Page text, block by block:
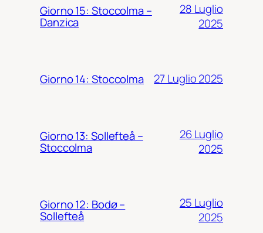
Giorno 15: Stoccolma –
Danzica
28 Luglio
2025
Giorno 14: Stoccolma 27 Luglio 2025
Giorno 13: Sollefteå –
Stoccolma
26 Luglio
2025
Giorno 12: Bodø –
Sollefteå
25 Luglio
2025